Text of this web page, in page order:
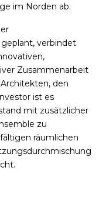
im Norden ab.
verbindet
Zusammenarbeit
den
ist es
mit zusätzlicher
zu
räumlichen